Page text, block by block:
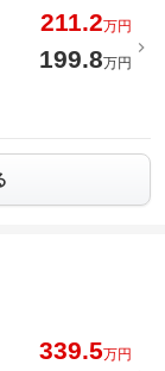
211.2万円
199.8万円
339.5万円